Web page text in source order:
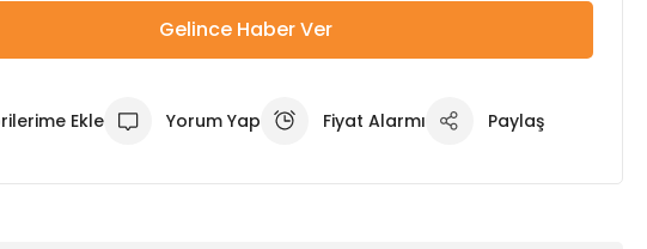
Gelince Haber Ver
Yorum Yap Fiyat Alarmı Paylaş